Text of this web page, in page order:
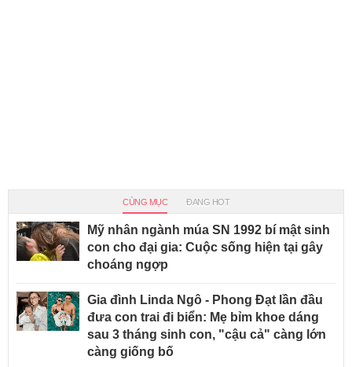
CÙNG MỤC ĐANG HOT
Mỹ nhân ngành múa SN 1992 bí mật sinh
con cho đại gia: Cuộc sống hiện tại gây
choáng ngợp
Gia đình Linda Ngô - Phong Đạt lần đầu
đưa con trai đi biển: Mẹ bỉm khoe dáng
sau 3 tháng sinh con, "cậu cả" càng lớn
càng giống bố